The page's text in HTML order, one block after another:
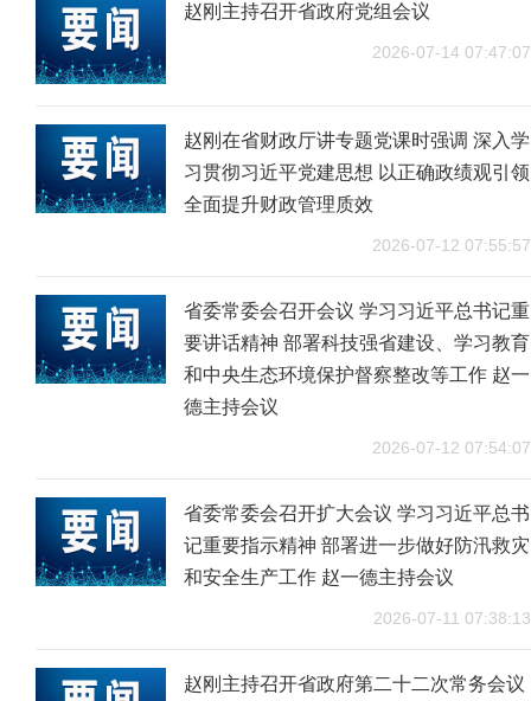
赵刚主持召开省政府党组会议
2026-07-14 07:47:07
赵刚在省财政厅讲专题党课时强调 深入学
习贯彻习近平党建思想 以正确政绩观引领
全面提升财政管理质效
2026-07-12 07:55:57
省委常委会召开会议 学习习近平总书记重
要讲话精神 部署科技强省建设、学习教育
和中央生态环境保护督察整改等工作 赵一
德主持会议
2026-07-12 07:54:07
省委常委会召开扩大会议 学习习近平总书
记重要指示精神 部署进一步做好防汛救灾
和安全生产工作 赵一德主持会议
2026-07-11 07:38:13
赵刚主持召开省政府第二十二次常务会议